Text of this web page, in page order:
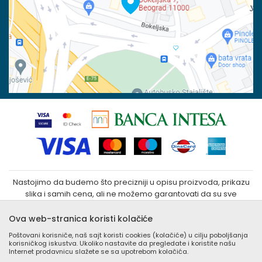
100023031
Matični broj:
07790937
Povraćaj sredstava
Zamena veličine i zamena artikla za drugi
Kako kupiti
Nastojimo da budemo što precizniji u opisu proizvoda, prikazu
slika i samih cena, ali ne možemo garantovati da su sve
su deo naše ponude i ne podrazumeva da su dostupni u
besplatnim pozivom Call Centra na +381 (0) 11 405 9007 / +381
(0) 11 405 9008
Ova web-stranica koristi kolačiće
Poštovani korisniče, naš sajt koristi cookies (kolačiće) u cilju poboljšanja
korisničkog iskustva. Ukoliko nastavite da pregledate i koristite našu
Internet prodavnicu slažete se sa upotrebom kolačića.